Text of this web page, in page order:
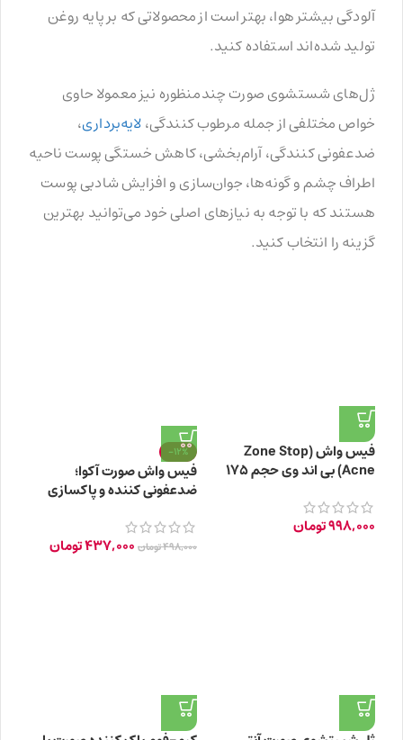
آلودگی بیشتر هوا، بهتر است از محصولاتی که بر پایه روغن
تولید شده‌اند استفاده کنید.
ژل‌های شستشوی صورت چندمنظوره‌ نیز معمولا حاوی
خواص مختلفی از جمله مرطوب کنندگی،لایه‌برداری،
ضدعفونی کنندگی، آرام‌بخشی، کاهش خستگی پوست ناحیه
اطراف چشم و گونه‌ها، جوان‌سازی و افزایش شادبی پوست
هستند که با توجه به نیازهای اصلی خود می‌توانید بهترین
گزینه‌ را انتخاب کنید.
فیس واش (Zone Stop
Acne) بی اند وی حجم ۱۷۵
998,000تومان
-12%
فیس واش صورت آکوا؛
ضدعفونی کننده و پاکسازی
498,000تومان 437,000تومان